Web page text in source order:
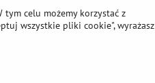
celu możemy korzystać z
wszystkie pliki cookie", wyrażasz